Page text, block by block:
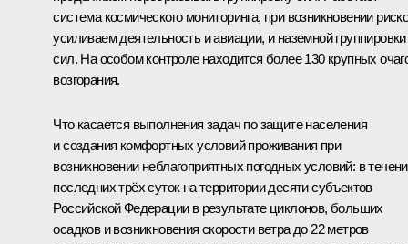
система космического мониторинга, при возникновении
усиливаем деятельность и авиации, и наземной группировки
сил. На особом контроле находится более 130 крупных
возгорания.
Что касается выполнения задач по защите населения
и создания комфортных условий проживания при
возникновении неблагоприятных погодных условий: в
последних трёх суток на территории десяти субъектов
Российской Федерации в результате циклонов, больших
осадков и возникновения скорости ветра до 22 метров